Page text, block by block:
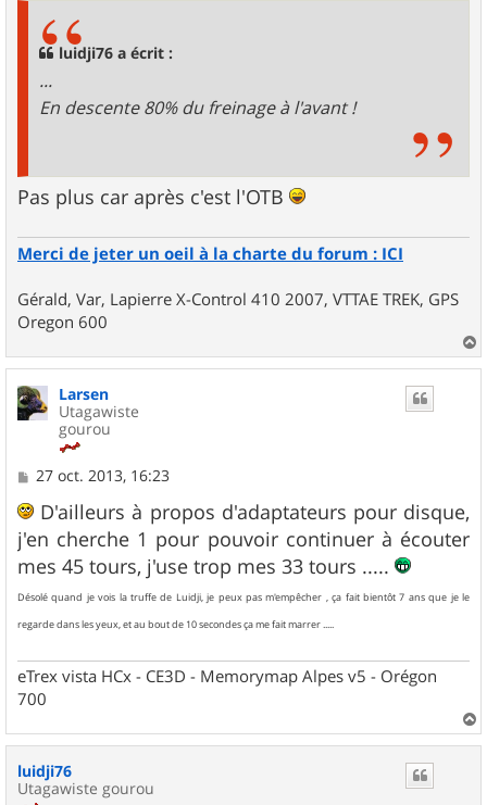
luidji76 a écrit :
...
En descente 80% du freinage à l'avant !
Pas plus car après c'est l'OTB
Merci de jeter un oeil à la charte du forum : ICI
Gérald, Var, Lapierre X-Control 410 2007, VTTAE TREK, GPS
Oregon 600
a
u
Larsen
Utagawiste
gourou
M
s
a
g
e
27 oct. 2013, 16:23
D'ailleurs à propos d'adaptateurs pour disque,
j'en cherche 1 pour pouvoir continuer à écouter
mes 45 tours, j'use trop mes 33 tours .....
Désolé quand je vois la truffe de Luidji, je peux pas m'empêcher , ça fait bientôt 7 ans que je le
regarde dans les yeux, et au bout de 10 secondes ça me fait marrer .....
eTrex vista HCx - CE3D - Memorymap Alpes v5 - Orégon
700
a
luidji76
Utagawiste gourou